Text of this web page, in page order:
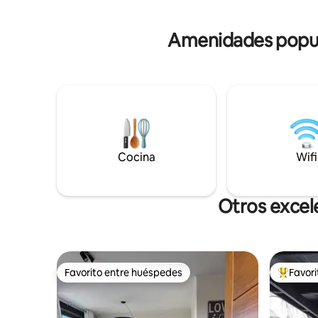
Amenidades
Cocina Wifi
Otros
Favorito entre huéspedes
Favorito entre huéspedes De los